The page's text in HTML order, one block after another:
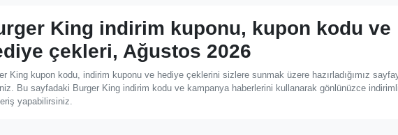
King indirim kuponu, kupon kodu ve
çekleri, Ağustos 2026
King kupon kodu, indirim kuponu ve hediye çeklerini sizlere sunmak üzere hazırladığımız
Bu sayfadaki Burger King indirim kodu ve kampanya haberlerini kullanarak gönlünüzce indirimli
yapabilirsiniz.